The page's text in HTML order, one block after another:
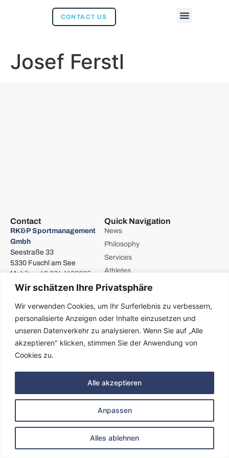
Wir schätzen Ihre Privatsphäre
Wir verwenden Cookies, um Ihr Surferlebnis zu verbessern,
personalisierte Anzeigen oder Inhalte einzusetzen und
unseren Datenverkehr zu analysieren. Wenn Sie auf „Alle
akzeptieren" klicken, stimmen Sie der Anwendung von
Cookies zu.
Anpassen
Alles ablehnen
Alle akzeptieren
CONTACT US
Josef Ferstl
Contact
RK&P Sportmanagement
Gmbh
Seestraße 33
5330 Fuschl am See
Mobile: +43 664 1133885
E-mail:radacher@rkp-
Quick Navigation
News
Philosophy
Services
Athletes
Partners
Follow us